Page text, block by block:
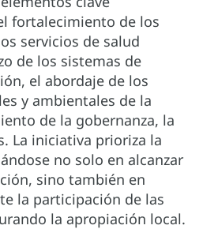
fortalecimiento de los
servicios de salud
de los sistemas de
el abordaje de los
y ambientales de la
de la gobernanza, la
La iniciativa prioriza la
no solo en alcanzar
sino también en
la participación de las
la apropiación local.